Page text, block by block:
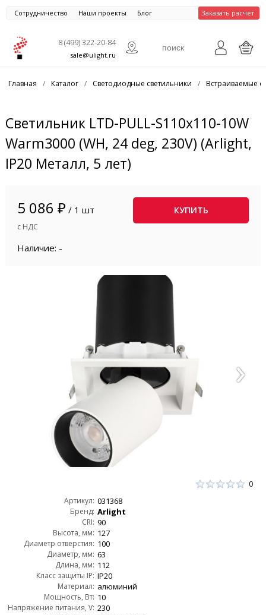
Сотрудничество Наши проекты Блог Заказать расчет
8 (499) 322-20-84
sale@ulight.ru
Главная / Каталог / Светодиодные светильники / Встраиваемые
Светильник LTD-PULL-S110x110-10W
Warm3000 (WH, 24 deg, 230V) (Arlight,
IP20 Металл, 5 лет)
5 086 ₽ / 1 шт
с НДС
КУПИТЬ
Наличие: -
0
Артикул: 031368
Бренд: Arlight
CRI: 90
Высота, мм: 127
Диаметр отверстия: 100
Диаметр, мм: 63
Длина, мм: 112
Класс защиты IP: IP20
Материал: алюминий
Мощность, Вт: 10
Напряжение питания, V: 230